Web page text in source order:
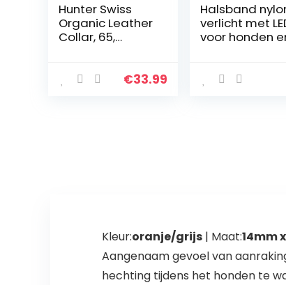
Hunter Swiss
Organic Leather
Collar, 65,
€33.99
Halsband
verlicht met
voor honden
verstelbaar FR
Kleur:oranje/grijs| Maat:14mm
Aangenaam gevoel van
hechting tijdens het honden te